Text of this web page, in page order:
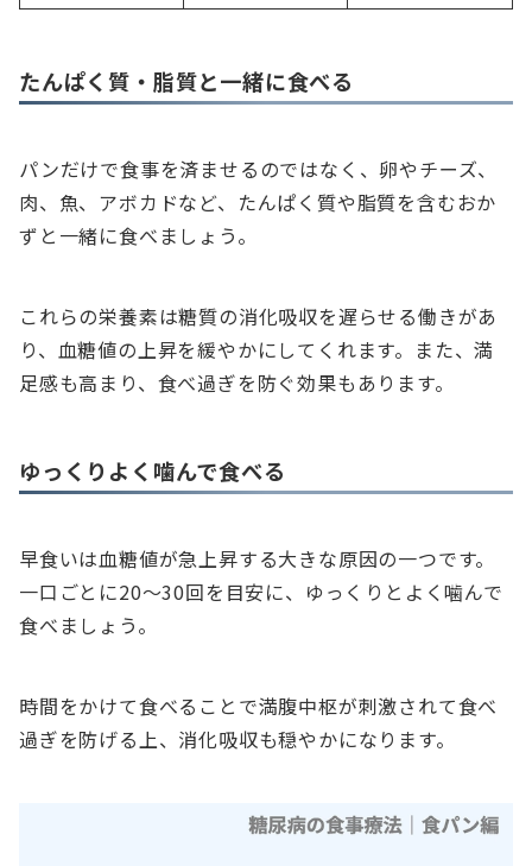
たんぱく質・脂質と一緒に食べる
パンだけで食事を済ませるのではなく、卵やチーズ、
肉、魚、アボカドなど、たんぱく質や脂質を含むおか
ずと一緒に食べましょう。
これらの栄養素は糖質の消化吸収を遅らせる働きがあ
り、血糖値の上昇を緩やかにしてくれます。また、満
足感も高まり、食べ過ぎを防ぐ効果もあります。
ゆっくりよく噛んで食べる
早食いは血糖値が急上昇する大きな原因の一つです。
一口ごとに20〜30回を目安に、ゆっくりとよく噛んで
食べましょう。
時間をかけて食べることで満腹中枢が刺激されて食べ
過ぎを防げる上、消化吸収も穏やかになります。